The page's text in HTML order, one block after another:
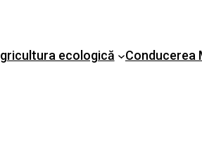
ecologică Conducerea